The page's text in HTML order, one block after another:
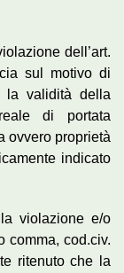
dell’art.
sul motivo di
la validità della
di portata
ovvero proprietà
indicato
violazione e/o
comma, cod.civ.
ritenuto che la